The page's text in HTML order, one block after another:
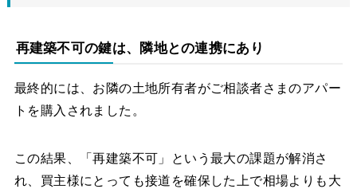
再建築不可の鍵は、隣地との連携にあり
最終的には、お隣の土地所有者がご相談者さまのアパー
トを購入されました。
この結果、「再建築不可」という最大の課題が解消さ
れ、買主様にとっても接道を確保した上で相場よりも大